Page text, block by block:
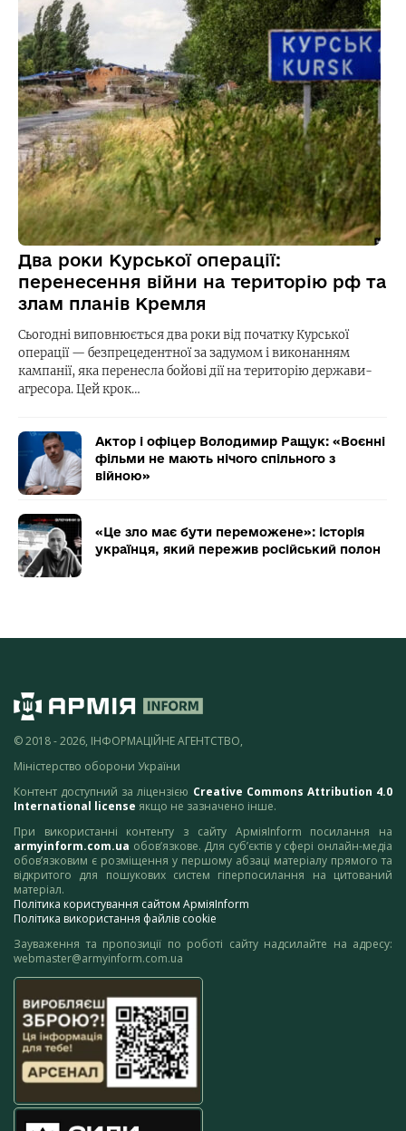
Два роки Курської операції:
перенесення війни на територію рф та
злам планів Кремля
Сьогодні виповнюється два роки від початку Курської
операції — безпрецедентної за задумом і виконанням
кампанії, яка перенесла бойові дії на територію держави-
агресора. Цей крок…
Актор і офіцер Володимир Ращук: «Воєнні
фільми не мають нічого спільного з
війною»
«Це зло має бути переможене»: історія
українця, який пережив російський полон
© 2018 - 2026, ІНФОРМАЦІЙНЕ АГЕНТСТВО,
Міністерство оборони України
Контент доступний за ліцензією Creative Commons Attribution 4.0
International license якщо не зазначено інше.
При використанні контенту з сайту АрміяInform посилання на
armyinform.com.ua обов’язкове. Для суб’єктів у сфері онлайн-медіа
обов’язковим є розміщення у першому абзаці матеріалу прямого та
відкритого для пошукових систем гіперпосилання на цитований
матеріал.
Політика користування сайтом АрміяInform
Політика використання файлів cookie
Зауваження та пропозиції по роботі сайту надсилайте на адресу:
webmaster@armyinform.com.ua